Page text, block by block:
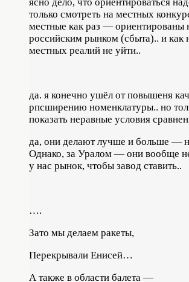
только смотреть на местных
местные как раз — ориентированы
российским рынком (сбыта).. и как
местных реалий не уйти..
да. я конечно ушёл от повышеня
рпсширению номенклатуры.. но
показать неравные условия
да, они делают лучше и больше —
Однако, за Уралом — они вообще
у нас рынок, чтобы завод ставить..
….
Зато мы делаем ракеты,
Перекрывали Енисей…
А также в области балета —